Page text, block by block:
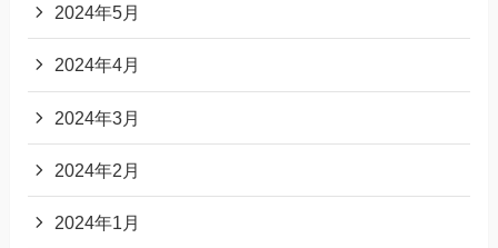
2024年5月
2024年4月
2024年3月
2024年2月
2024年1月